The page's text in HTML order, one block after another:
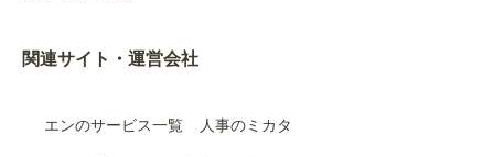
関連サイト・運営会社
エンのサービス一覧 人事のミカタ